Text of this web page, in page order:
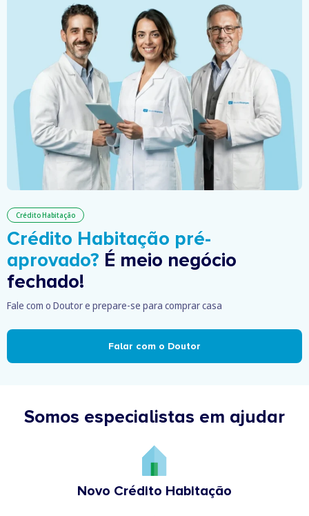
Crédito Habitação
Crédito Habitação pré-
aprovado? É meio negócio
fechado!
Fale com o Doutor e prepare-se para comprar casa
Falar com o Doutor
Somos especialistas em ajudar
Novo Crédito Habitação